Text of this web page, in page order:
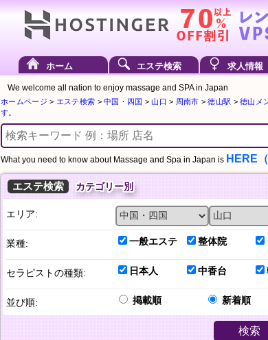
ホーム エステ検索 求人情報
We welcome all nation to enjoy massage and SPA in Japan
ホームページ > エステ検索 >中国・四国 >山口 > 周南市 >徳山駅 >徳山メ
す。
What you need to know about Massage and Spa in Japan is HERE
エステ検索 カテゴリー別
エリア:
業種: 一般エステ 整体院
セラピストの種類: 日本人 中香台
並び順: 掲載順 新着順
検索